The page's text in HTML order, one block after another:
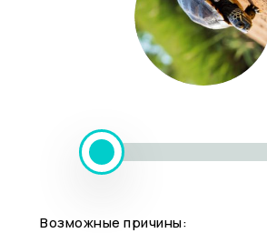
Возможные причины: